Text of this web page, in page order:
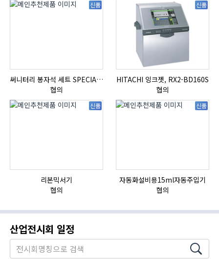
신품
써니터리 봉자석 세트 SPECIAL , 봉자석 , 자석봉 , 호퍼용자석 , 전자석
협의
신품
HITACHI 잉크젯, RX2-BD160S
협의
신품
리본믹서기
협의
신품
자동화설비용15ml자동주입기
협의
산업전시회 일정